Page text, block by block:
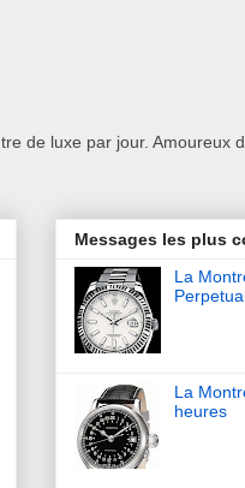
de luxe par jour. Amoureux
Messages les plus
La
La
heures